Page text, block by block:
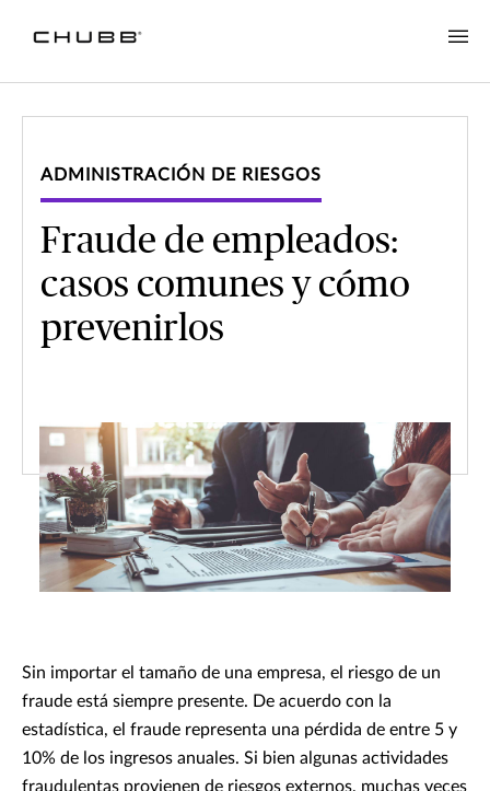
ADMINISTRACIÓN DE RIESGOS
Fraude de empleados:
casos comunes y cómo
prevenirlos
Sin importar el tamaño de una empresa, el riesgo de un
fraude está siempre presente. De acuerdo con la
estadística, el fraude representa una pérdida de entre 5 y
10% de los ingresos anuales. Si bien algunas actividades
fraudulentas provienen de riesgos externos, muchas veces